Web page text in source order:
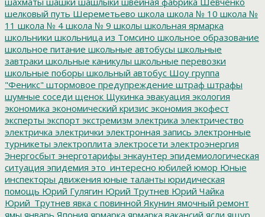
шелковый путь Шереметьево школа школа № 10 школа №
11 школа № 4 школа № 9 школы школьная ярмарка
школьники школьница из Томсино школьное образование
школьное питание школьные автобусы школьные
завтраки школьные каникулы школьные перевозки
школьные поборы школьный автобус Шоу группа
"Феникс" штормовое предупреждение штраф штрафы
шумные соседи щенок Щукинка эвакуация экология
экономика экономический кризис экономия экофест
эксперты экспорт экстремизм электрика электричество
электричка электрички электронная запись электронные
турникеты электроплита электросети электроэнергия
Энергосбыт энерготарифы энкаунтер эпидемиологическая
ситуация эпидемия это_интересно юбилей юмор Юные
инспекторы движения юные таланты юридическая
помощь Юрий Гулягин Юрий Трутнев Юрий Чайка
Юрий_Трутнев явка с повинной Якунин ямочный ремонт
ямы январь Япония ярмарка ярмарка вакансий ясли ящур